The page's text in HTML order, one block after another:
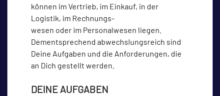
können im Vertrieb, im Einkauf, in der
Logistik, im Rechnungs-
wesen oder im Personalwesen liegen.
Dementsprechend abwechslungsreich sind
Deine Aufgaben und die Anforderungen, die
an Dich gestellt werden.
DEINE AUFGABEN